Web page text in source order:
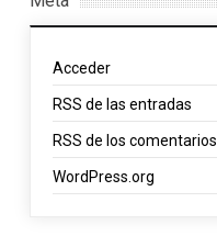
Acceder
RSS de las entradas
RSS de los comentarios
WordPress.org